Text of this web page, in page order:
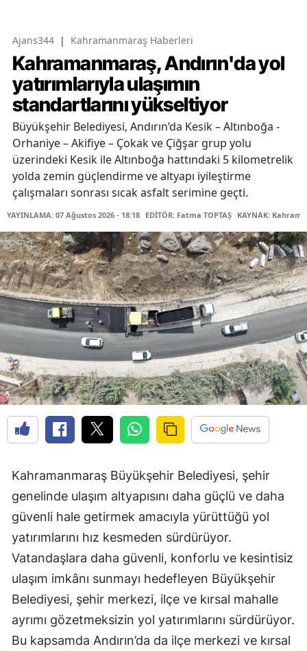
Ajans344 | Kahramanmaraş Haberleri
Kahramanmaraş, Andırın'da yol
yatırımlarıyla ulaşımın
standartlarını yükseltiyor
Büyükşehir Belediyesi, Andırın’da Kesik – Altınboğa -
Orhaniye – Akifiye – Çokak ve Çiğşar grup yolu
üzerindeki Kesik ile Altınboğa hattındaki 5 kilometrelik
yolda zemin güçlendirme ve altyapı iyileştirme
çalışmaları sonrası sıcak asfalt serimine geçti.
YAYINLAMA: 07 Ağustos 2026 - 18:18 EDİTÖR: Fatma TOPTAŞ KAYNAK:
Kahramanmaraş Büyükşehir Belediyesi, şehir
genelinde ulaşım altyapısını daha güçlü ve daha
güvenli hale getirmek amacıyla yürüttüğü yol
yatırımlarını hız kesmeden sürdürüyor.
Vatandaşlara daha güvenli, konforlu ve kesintisiz
ulaşım imkânı sunmayı hedefleyen Büyükşehir
Belediyesi, şehir merkezi, ilçe ve kırsal mahalle
ayrımı gözetmeksizin yol yatırımlarını sürdürüyor.
Bu kapsamda Andırın’da da ilçe merkezi ve kırsal